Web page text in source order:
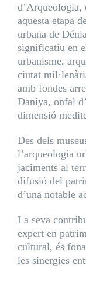
d’Arqueologia,
aquesta etapa
urbana de
significatiu en
urbanisme,
ciutat
amb fondes
Daniya, onfal
dimensió
Des dels
l’arqueologia
jaciments al
difusió del
d’una notable
La seva
expert en
cultural, és
les sinergies